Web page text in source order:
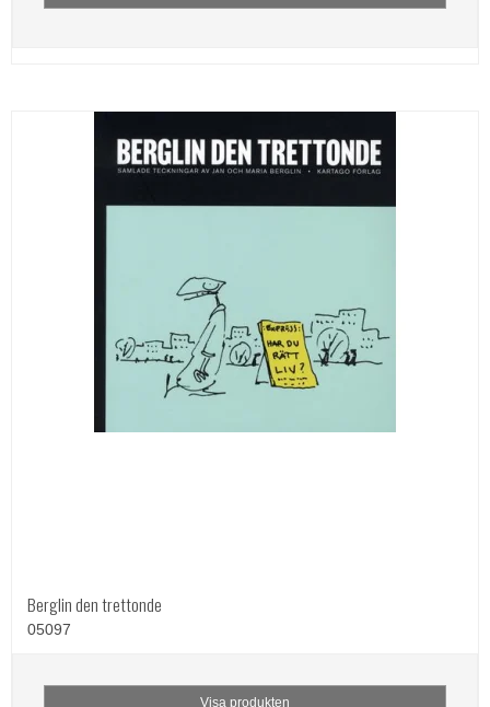
Berglin den trettonde
05097
Visa produkten